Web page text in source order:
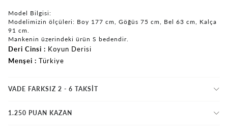
Model Bilgisi:
Modelimizin ölçüleri: Boy 177 cm, Göğüs 75 cm, Bel 63 cm, Kalça
91 cm.
Mankenin üzerindeki ürün S bedendir.
Deri Cinsi
Koyun Derisi
Menşei
Türkiye
VADE FARKSIZ 2 - 6 TAKSIT
1.250 PUAN KAZAN